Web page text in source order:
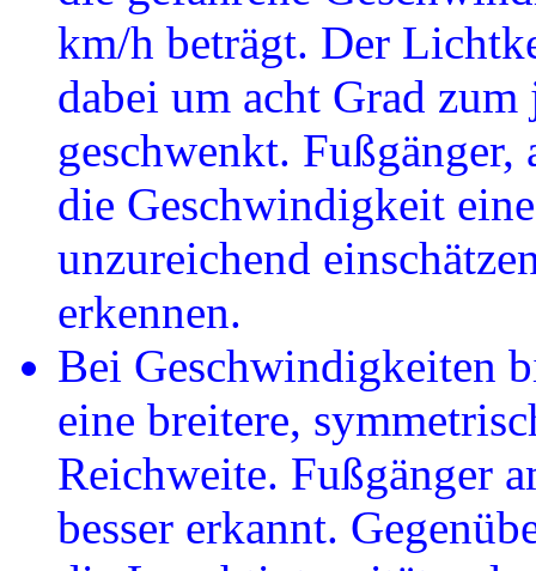
km/h beträgt. Der
dabei um acht Grad
geschwenkt.
die Geschwindigkeit
unzureichend
erkennen.
Bei Geschwindigkeiten
eine breitere,
Reichweite. Fußgänger
besser erkannt.